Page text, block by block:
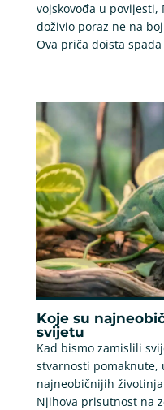
vojskovođa u
doživio poraz ne na
Ova priča doista
Koje su
svijetu
Kad bismo zamislili
stvarnosti pomaknute,
najneobičnijih
Njihova prisutnost na